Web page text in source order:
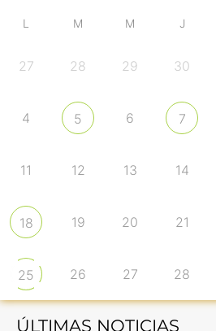
L M M J
27 28 29 30
4 5 6 7
11 12 13 14
18 19 20 21
25 26 27 28
ÚLTIMAS NOTICIAS